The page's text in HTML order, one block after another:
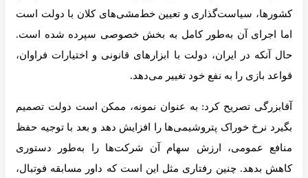
کشورها، سیاست‌گذاری و تعیین خط‌مشی‌های کلان با دولت است
اما اجرای آن به‌طور کامل به بخش خصوصی سپرده شده است.
حال آنکه در ایران، دولت با ابزارهای قانونی و اختیارات فراوان،
قواعد بازی را به نفع خود تغییر می‌دهد.
آقابزرگی تصریح کرد: به عنوان نمونه، ممکن است دولت تصمیم
بگیرد نرخ خوراک پتروشیمی‌ها را افزایش دهد و بعد با توجیه حفظ
منافع عمومی، ارزش سهام آن شرکت‌ها را به‌طور دستوری
کاهش بدهد. چنین رفتاری مثل این است که داور مسابقه فوتبال،